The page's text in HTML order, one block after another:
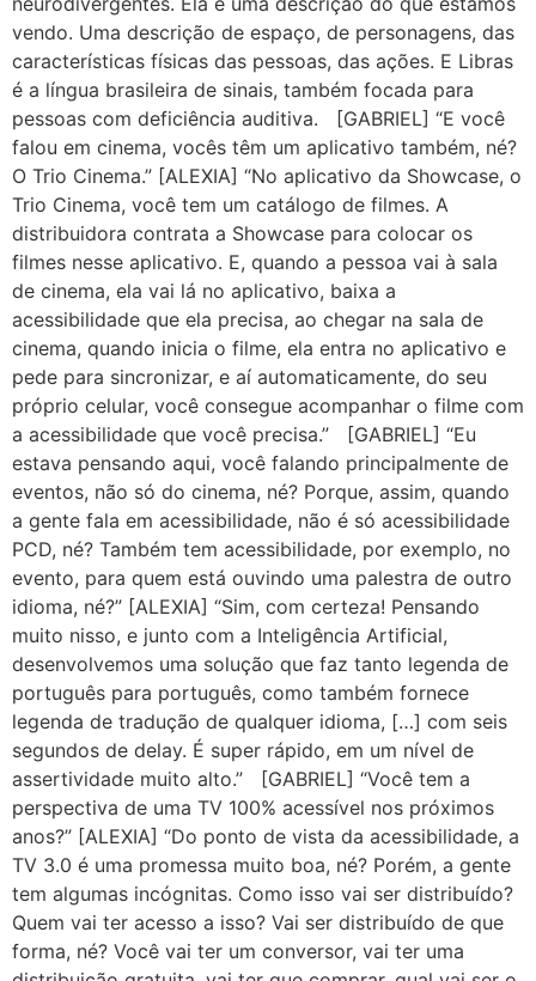
vendo. Uma descrição de espaço, de personagens, das
características físicas das pessoas, das ações. E Libras
é a língua brasileira de sinais, também focada para
pessoas com deficiência auditiva. [GABRIEL] “E você
falou em cinema, vocês têm um aplicativo também, né?
O Trio Cinema.” [ALEXIA] “No aplicativo da Showcase, o
Trio Cinema, você tem um catálogo de filmes. A
distribuidora contrata a Showcase para colocar os
filmes nesse aplicativo. E, quando a pessoa vai à sala
de cinema, ela vai lá no aplicativo, baixa a
acessibilidade que ela precisa, ao chegar na sala de
cinema, quando inicia o filme, ela entra no aplicativo e
pede para sincronizar, e aí automaticamente, do seu
próprio celular, você consegue acompanhar o filme com
a acessibilidade que você precisa.” [GABRIEL] “Eu
estava pensando aqui, você falando principalmente de
eventos, não só do cinema, né? Porque, assim, quando
a gente fala em acessibilidade, não é só acessibilidade
PCD, né? Também tem acessibilidade, por exemplo, no
evento, para quem está ouvindo uma palestra de outro
idioma, né?” [ALEXIA] “Sim, com certeza! Pensando
muito nisso, e junto com a Inteligência Artificial,
desenvolvemos uma solução que faz tanto legenda de
português para português, como também fornece
legenda de tradução de qualquer idioma, […] com seis
segundos de delay. É super rápido, em um nível de
assertividade muito alto.” [GABRIEL] “Você tem a
perspectiva de uma TV 100% acessível nos próximos
anos?” [ALEXIA] “Do ponto de vista da acessibilidade, a
TV 3.0 é uma promessa muito boa, né? Porém, a gente
tem algumas incógnitas. Como isso vai ser distribuído?
Quem vai ter acesso a isso? Vai ser distribuído de que
forma, né? Você vai ter um conversor, vai ter uma